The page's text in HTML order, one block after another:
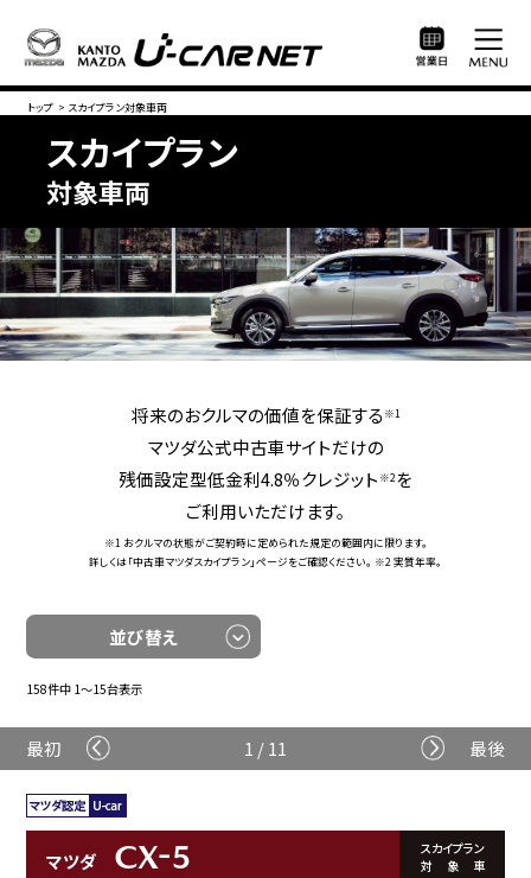
トップ > スカイプラン対象車両
スカイプラン
対象車両
将来のおクルマの価値を保証する※1
マツダ公式中古車サイトだけの
残価設定型低金利4.8％クレジット ※2を
ご利用いただけます。
※1 おクルマの状態がご契約時に定められた規定の範囲内に限ります。
詳しくは「中古車マツダスカイプラン」ページをご確認ください。 ※2 実質年率。
並び替え
158件中 1〜15台表示
最初 1 / 11 最後
マツダ CX-5
スカイプラン
対象車